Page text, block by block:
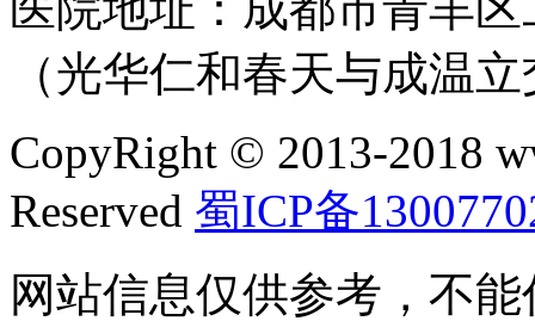
（光华仁和春天与成温
CopyRight © 2013-2018
Reserved 蜀ICP备
网站信息仅供参考，不